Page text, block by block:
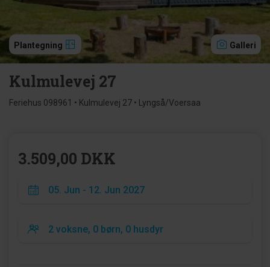
Plantegning Galleri
Kulmulevej 27
Feriehus 098961 • Kulmulevej 27 • Lyngså/Voersaa
3.509,00 DKK